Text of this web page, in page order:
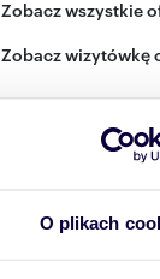
O plikach
Dąbrowa Górnicza
PL
Zobacz wszystkie
Zobacz wizytówkę
Nie znalazłeś
wymarzonej
Określ swoje